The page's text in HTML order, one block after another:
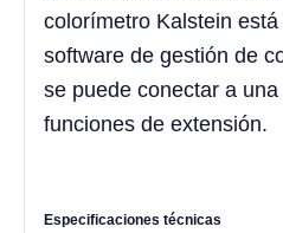
colorímetro Kalstein
software de gestión de
se puede conectar a
funciones de extensión.
Especificaciones técnicas